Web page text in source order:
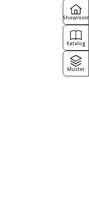
Showroom
Katalog
Muster